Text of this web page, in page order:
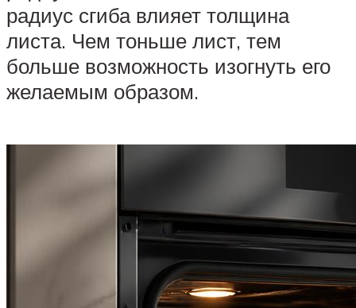
радиус сгиба влияет толщина
листа. Чем тоньше лист, тем
больше возможность изогнуть его
желаемым образом.